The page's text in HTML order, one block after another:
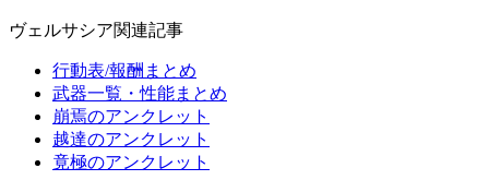
ヴェルサシア関連記事
行動表/報酬まとめ
武器一覧・性能まとめ
崩焉のアンクレット
越達のアンクレット
竟極のアンクレット